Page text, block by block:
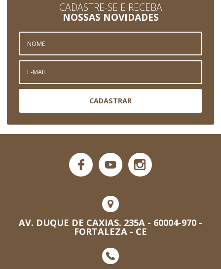
CADASTRE-SE E RECEBA
NOSSAS NOVIDADES
CADASTRAR
AV. DUQUE DE CAXIAS. 235A - 60004-970 -
FORTALEZA - CE